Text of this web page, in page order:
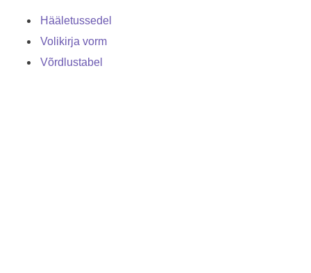
Hääletussedel
Volikirja vorm
Võrdlustabel